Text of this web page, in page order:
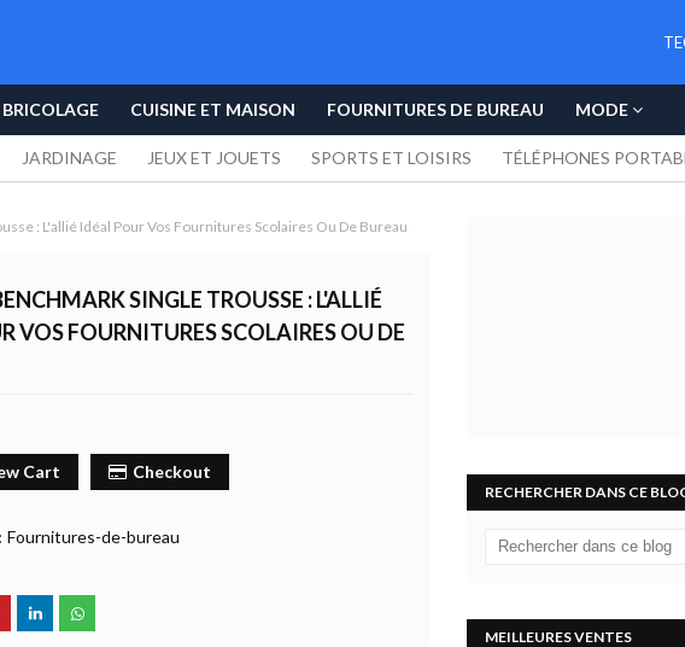
BRICOLAGE CUISINE ET MAISON FOURNITURES DE BUREAU MODE
JARDINAGE JEUX ET JOUETS SPORTS ET LOISIRS TÉLÉPHONES
: L'allié Idéal Pour Vos Fournitures Scolaires Ou De Bureau
SINGLE TROUSSE : L'ALLIÉ
VOS FOURNITURES SCOLAIRES OU DE
Cart Checkout
Fournitures-de-bureau
RECHERCHER DANS CE
MEILLEURES VENTES